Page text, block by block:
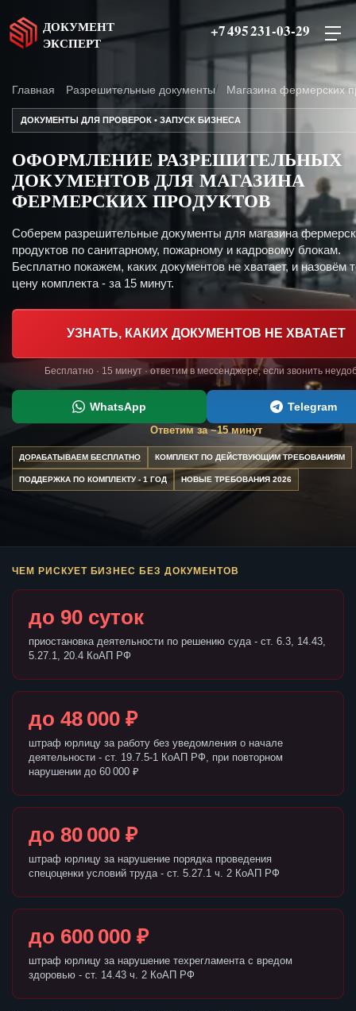
ДОКУМЕНТ
ЭКСПЕРТ
+7 495 231-03-29
Главная Разрешительные документы Магазина фермерских
ДОКУМЕНТЫ ДЛЯ ПРОВЕРОК • ЗАПУСК БИЗНЕСА
ОФОРМЛЕНИЕ РАЗРЕШИТЕЛЬНЫХ
ДОКУМЕНТОВ ДЛЯ МАГАЗИНА
ФЕРМЕРСКИХ ПРОДУКТОВ
Соберем разрешительные документы для магазина
продуктов по санитарному, пожарному и кадровому блокам.
Бесплатно покажем, каких документов не хватает, и назовём
цену комплекта - за 15 минут.
УЗНАТЬ, КАКИХ ДОКУМЕНТОВ НЕ ХВАТАЕТ
Бесплатно · 15 минут · ответим в мессенджере, если звонить
WhatsApp Telegram
Ответим за ~15 минут
ДОРАБАТЫВАЕМ БЕСПЛАТНО КОМПЛЕКТ ПО ДЕЙСТВУЮЩИМ ТРЕБОВАНИЯМ
ПОДДЕРЖКА ПО КОМПЛЕКТУ - 1 ГОД НОВЫЕ ТРЕБОВАНИЯ 2026
ЧЕМ РИСКУЕТ БИЗНЕС БЕЗ ДОКУМЕНТОВ
до 90 суток
приостановка деятельности по решению суда - ст. 6.3, 14.43,
5.27.1, 20.4 КоАП РФ
до 48 000 ₽
штраф юрлицу за работу без уведомления о начале
деятельности - ст. 19.7.5-1 КоАП РФ, при повторном
нарушении до 60 000 ₽
до 80 000 ₽
штраф юрлицу за нарушение порядка проведения
спецоценки условий труда - ст. 5.27.1 ч. 2 КоАП РФ
до 600 000 ₽
штраф юрлицу за нарушение техрегламента с вредом
здоровью - ст. 14.43 ч. 2 КоАП РФ